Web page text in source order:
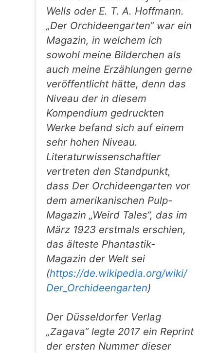
Wells oder E. T. A. Hoffmann.
„Der Orchideengarten“ war ein
Magazin, in welchem ich
sowohl meine Bilderchen als
auch meine Erzählungen gerne
veröffentlicht hätte, denn das
Niveau der in diesem
Kompendium gedruckten
Werke befand sich auf einem
sehr hohen Niveau.
Literaturwissenschaftler
vertreten den Standpunkt,
dass Der Orchideengarten vor
dem amerikanischen Pulp-
Magazin „Weird Tales“, das im
März 1923 erstmals erschien,
das älteste Phantastik-
Magazin der Welt sei
(https://de.wikipedia.org/wiki/
Der_Orchideengarten)
Der Düsseldorfer Verlag
„Zagava“ legte 2017 ein Reprint
der ersten Nummer dieser